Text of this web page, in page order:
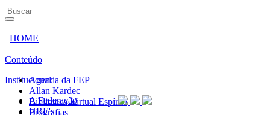
HOME
Conteúdo
Agenda da FEP
Allan Kardec
Biblioteca Virtual Espírita
Biografias
Institucional
A Federação
URE's